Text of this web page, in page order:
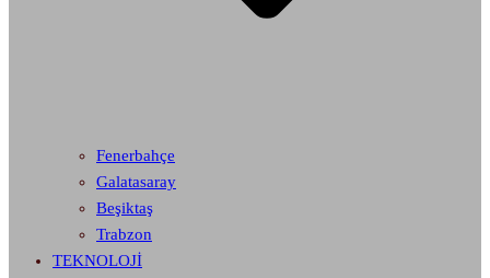
Fenerbahçe
Galatasaray
Beşiktaş
Trabzon
TEKNOLOJİ